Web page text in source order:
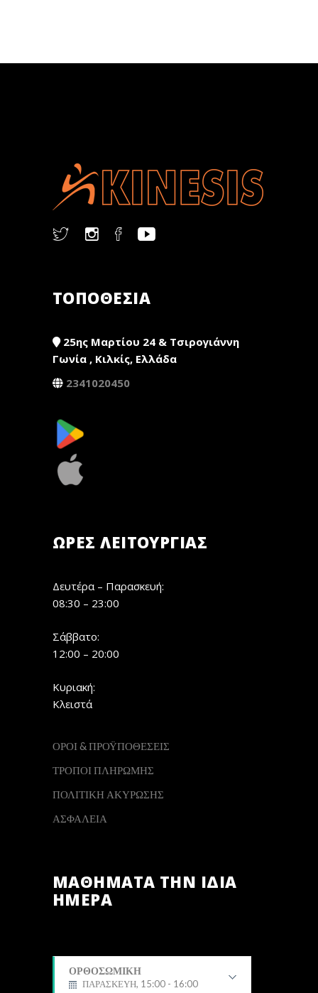
ΤΟΠΟΘΕΣΙΑ
25ης Μαρτίου 24 & Τσιρογιάννη
Γωνία , Κιλκίς, Ελλάδα
2341020450
ΏΡΕΣ ΛΕΙΤΟΥΡΓΊΑΣ
Δευτέρα – Παρασκευή:
08:30 – 23:00
Σάββατο:
12:00 – 20:00
Κυριακή:
Κλειστά
ΟΡΟΙ & ΠΡΟΫΠΟΘΕΣΕΙΣ
ΤΡΟΠΟΙ ΠΛΗΡΩΜΗΣ
ΠΟΛΙΤΙΚΗ ΑΚΥΡΩΣΗΣ
ΑΣΦΑΛΕΙΑ
ΜΑΘΗΜΑΤΑ ΤΗΝ ΙΔΙΑ
ΗΜΕΡΑ
ΟΡΘΟΣΩΜΙΚΗ
ΠΑΡΑΣΚΕΥΗ, 15:00 - 16:00